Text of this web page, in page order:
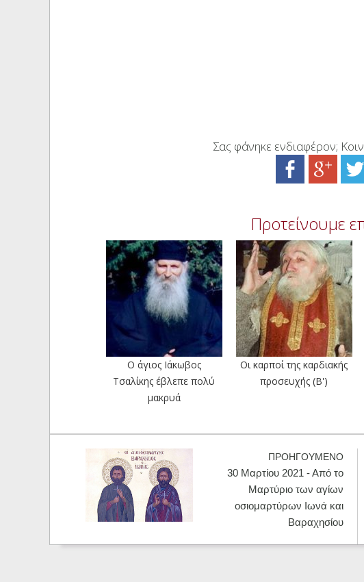
Σας φάνηκε ενδιαφέρον;
Προτείνουμε
Ο άγιος Ιάκωβος
Τσαλίκης έβλεπε πολύ
μακρυά
Οι καρποί της καρδιακής
προσευχής (Β')
ΠΡΟΗΓΟΥΜΕΝΟ
30 Μαρτίου 2021 - Από το
Μαρτύριο των αγίων
οσιομαρτύρων Ιωνά και
Βαραχησίου